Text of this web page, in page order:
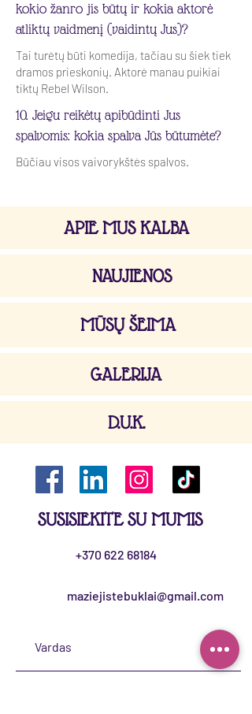
kokio žanro jis būtų ir kokia aktorė
atliktų vaidmenį (vaidintų Jus)?
Tai turėtų būti komedija, tačiau su šiek tiek
dramos prieskonių. Aktorė manau puikiai
tiktų Rebel Wilson.
10. Jeigu reikėtų apibūdinti Jus
spalvomis: kokia spalva Jūs būtumėte?
Būčiau visos vaivorykštės spalvos.
APIE MUS KALBA
NAUJIENOS
MŪSŲ ŠEIMA
GALERIJA
D.U.K.
SUSISIEKITE SU MUMIS
+370 622 68184
maziejistebuklai@gmail.com